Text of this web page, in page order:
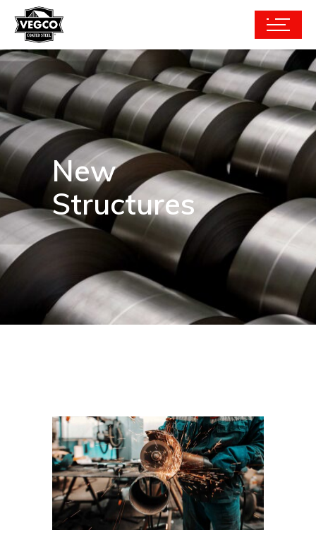
New
Structures